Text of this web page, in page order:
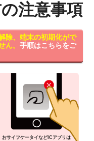
注意事項
除、端末の初期化がで
ん。 手順はこちらをご
おサイフケータイなどICアプリは